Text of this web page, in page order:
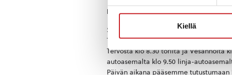
Kiellä
RautalampiRautalammintie 4,
Sisä-Savon perinneyhdistys ry.
Tänä vuonna tutustumme
Tervosta klo 8.30 torilta ja Vesannolta
autoasemalta klo 9.50 linja-
Päivän aikana pääsemme